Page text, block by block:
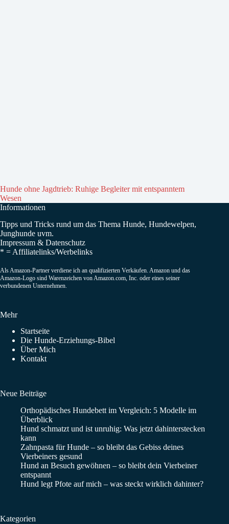
Hunde ohne Jagdtrieb: Ruhige Begleiter mit entspanntem
Wesen
Informationen
Tipps und Tricks rund um das Thema Hunde, Hundewelpen,
Junghunde uvm.
Impressum & Datenschutz
* = Affiliatelinks/Werbelinks
Als Amazon-Partner verdiene ich an qualifizierten Verkäufen. Amazon und das
Amazon-Logo sind Warenzeichen von Amazon.com, Inc. oder eines seiner
verbundenen Unternehmen.
Mehr
Startseite
Die Hunde-Erziehungs-Bibel
Über Mich
Kontakt
Neue Beiträge
Orthopädisches Hundebett im Vergleich: 5 Modelle im
Überblick
Hund schmatzt und ist unruhig: Was jetzt dahinterstecken
kann
Zahnpasta für Hunde – so bleibt das Gebiss deines
Vierbeiners gesund
Hund an Besuch gewöhnen – so bleibt dein Vierbeiner
entspannt
Hund legt Pfote auf mich – was steckt wirklich dahinter?
Kategorien